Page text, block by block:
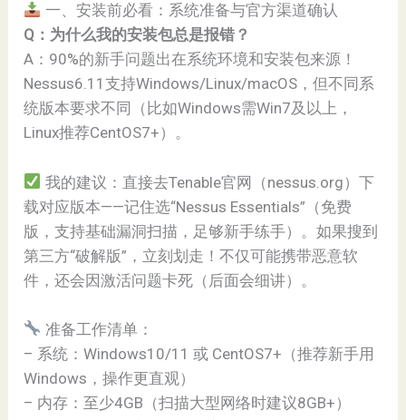
一、安装前必看：系统准备与官方渠道确认
Q：为什么我的安装包总是报错？
A：90%的新手问题出在系统环境和安装包来源！
Nessus6.11支持Windows/Linux/macOS，但不同系
统版本要求不同（比如Windows需Win7及以上，
Linux推荐CentOS7+）。
我的建议：直接去Tenable官网（nessus.org）下
载对应版本——记住选“Nessus Essentials”（免费
版，支持基础漏洞扫描，足够新手练手）。如果搜到
第三方“破解版”，立刻划走！不仅可能携带恶意软
件，还会因激活问题卡死（后面会细讲）。
准备工作清单：
– 系统：Windows10/11 或 CentOS7+（推荐新手用
Windows，操作更直观）
– 内存：至少4GB（扫描大型网络时建议8GB+）